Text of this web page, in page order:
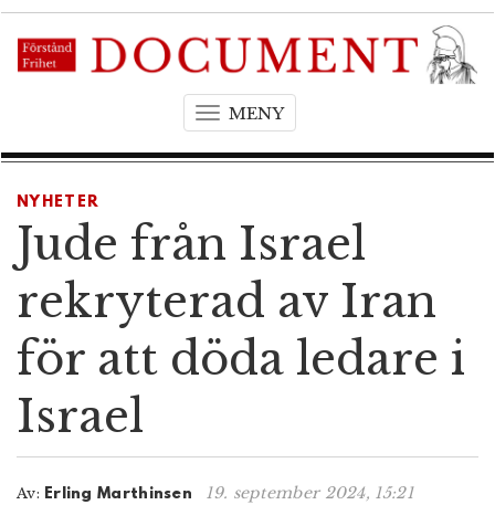
MENYT
g
e
a
g
i
o
NYHETER
Jude från Israel
rekryterad av Iran
för att döda ledare i
Israel
Av: Erling Marthinsen 19. september 2024, 15:21